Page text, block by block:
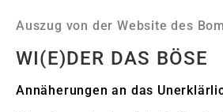
Auszug von der Website des
WI(E)DER DAS BÖSE
Annäherungen an das